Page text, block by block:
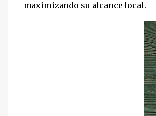
maximizando su alcance local.